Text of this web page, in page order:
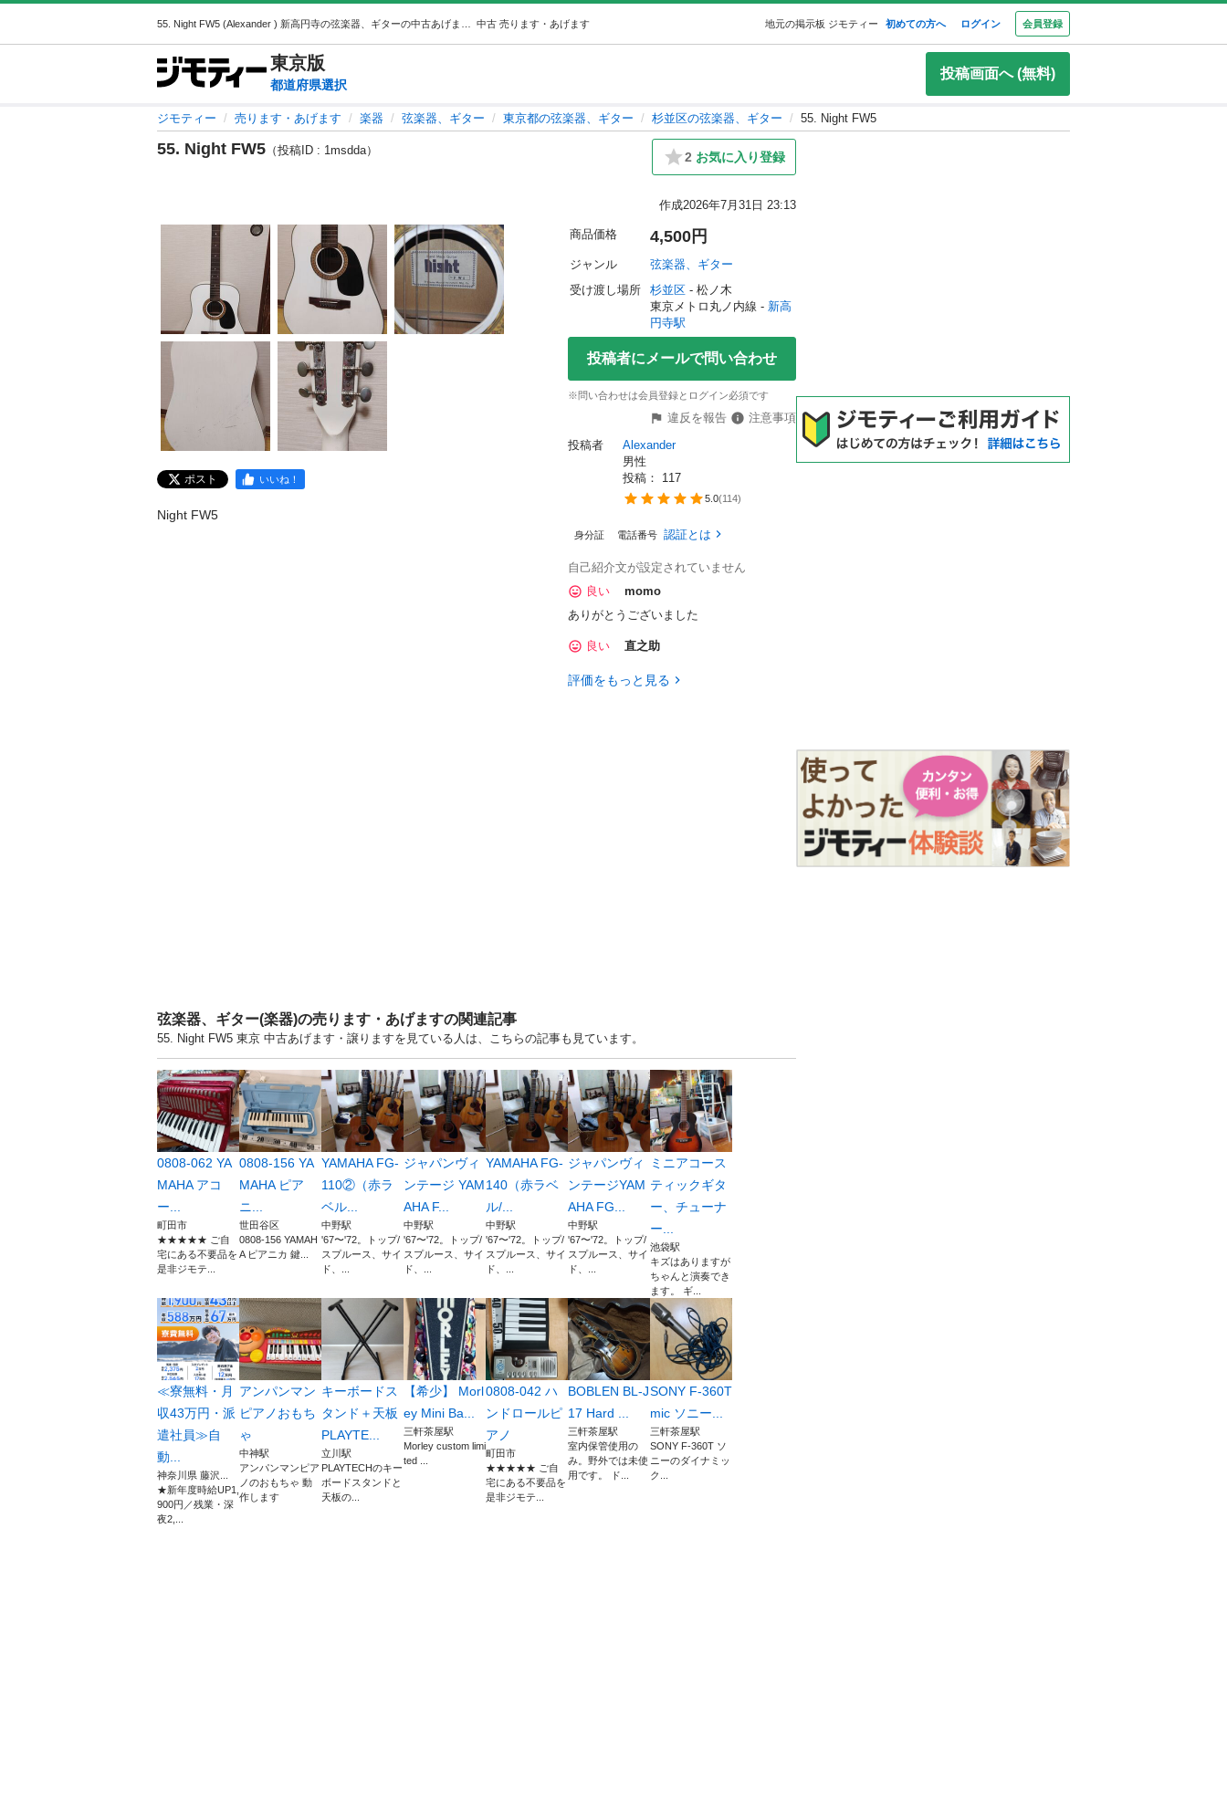
中古 売ります・あげます 地元の掲示板 ジモティー 初めての方へ ログイン 会員登録
東京版
都道府県選択
投稿画面へ (無料)
ジモティー 売ります・あげます 楽器 弦楽器、ギター 東京都の弦楽器、ギター 杉並区の弦楽器、ギター 55. Night FW5
55. Night FW5 （投稿ID : 1msdda） 2 お気に入り登録
作成2026年7月31日 23:13
ポスト いいね！
商品価格 4,500円
ジャンル
弦楽器、ギター
受け渡し場所
杉並区 - 松ノ木
東京メトロ丸ノ内線 - 新高
円寺駅
投稿者にメールで問い合わせ
※問い合わせは会員登録とログイン必須です
違反を報告
注意事項
投稿者
Alexander
男性
投稿： 117
5.0(114)
身分証 電話番号 認証とは
自己紹介文が設定されていません
良い
momo
ありがとうございました
良い 直之助
評価をもっと見る
弦楽器、ギター(楽器)の売ります・あげますの関連記事
55. Night FW5 東京 中古あげます・譲りますを見ている人は、こちらの記事も見ています。
0808-062 YA
MAHA アコ
ー...
町田市
★★★★★ ご自
宅にある不要品を
是非ジモテ...
0808-156 YA
MAHA ピア
ニ...
世田谷区
0808-156 YAMAH
A ピアニカ 鍵...
YAMAHA FG-
110②（赤ラ
ベル...
中野駅
'67〜'72。トップ/
スプルース、サイ
ド、...
ジャパンヴィ
ンテージ YAM
AHA F...
中野駅
'67〜'72。トップ/
スプルース、サイ
ド、...
YAMAHA FG-
140（赤ラベ
ル/...
中野駅
'67〜'72。トップ/
スプルース、サイ
ド、...
ジャパンヴィ
ンテージYAM
AHA FG...
中野駅
'67〜'72。トップ/
スプルース、サイ
ド、...
ミニアコース
ティックギタ
ー、チューナ
ー...
池袋駅
キズはありますが
ちゃんと演奏でき
ます。 ギ...
≪寮無料・月
収43万円・派
遣社員≫自
動...
神奈川県 藤沢...
★新年度時給UP1,
900円／残業・深
夜2,...
アンパンマン
ピアノおもち
ゃ
中神駅
アンパンマンピア
ノのおもちゃ 動
作します
キーボードス
タンド＋天板
PLAYTE...
立川駅
PLAYTECHのキー
ボードスタンドと
天板の...
【希少】 Morl
ey Mini Ba...
三軒茶屋駅
Morley custom limi
ted ...
0808-042 ハ
ンドロールピ
アノ
町田市
★★★★★ ご自
宅にある不要品を
是非ジモテ...
BOBLEN BL-J
17 Hard ...
三軒茶屋駅
室内保管使用の
み。野外では未使
用です。 ド...
SONY F-360T
mic ソニー...
三軒茶屋駅
SONY F-360T ソ
ニーのダイナミッ
ク...